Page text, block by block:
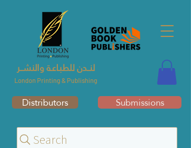
لنــدن للطبـاعـة والنشــر
London Printing & Publishing
Distributors Submissions
Search